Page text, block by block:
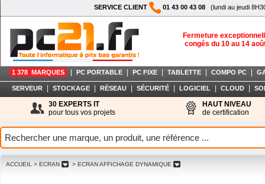
SERVICE CLIENT 01 43 00 43 08 (lundi au jeudi
Fermeture
congés du 10 au 14
1 378 MARQUES PC PORTABLE PC FIXE TABLETTE COMPO PC
SERVEUR STOCKAGE RÉSEAU SÉCURITÉ LOGICIEL CLOUD
30 EXPERTS IT
pour tous vos projets
HAUT NIVEAU
de certification
ACCUEIL > ECRAN > ECRAN AFFICHAGE DYNAMIQUE